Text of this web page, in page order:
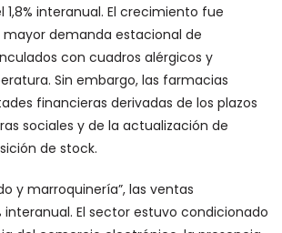
interanual. El crecimiento fue
mayor demanda estacional de
con cuadros alérgicos y
Sin embargo, las farmacias
financieras derivadas de los plazos
sociales y de la actualización de
de stock.
y marroquinería”, las ventas
interanual. El sector estuvo condicionado